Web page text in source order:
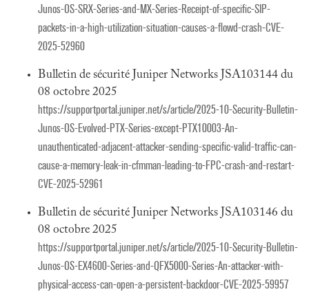
Junos-OS-SRX-Series-and-MX-Series-Receipt-of-specific-SIP-
packets-in-a-high-utilization-situation-causes-a-flowd-crash-CVE-
2025-52960
Bulletin de sécurité Juniper Networks JSA103144 du
08 octobre 2025
https://supportportal.juniper.net/s/article/2025-10-Security-Bulletin-
Junos-OS-Evolved-PTX-Series-except-PTX10003-An-
unauthenticated-adjacent-attacker-sending-specific-valid-traffic-can-
cause-a-memory-leak-in-cfmman-leading-to-FPC-crash-and-restart-
CVE-2025-52961
Bulletin de sécurité Juniper Networks JSA103146 du
08 octobre 2025
https://supportportal.juniper.net/s/article/2025-10-Security-Bulletin-
Junos-OS-EX4600-Series-and-QFX5000-Series-An-attacker-with-
physical-access-can-open-a-persistent-backdoor-CVE-2025-59957